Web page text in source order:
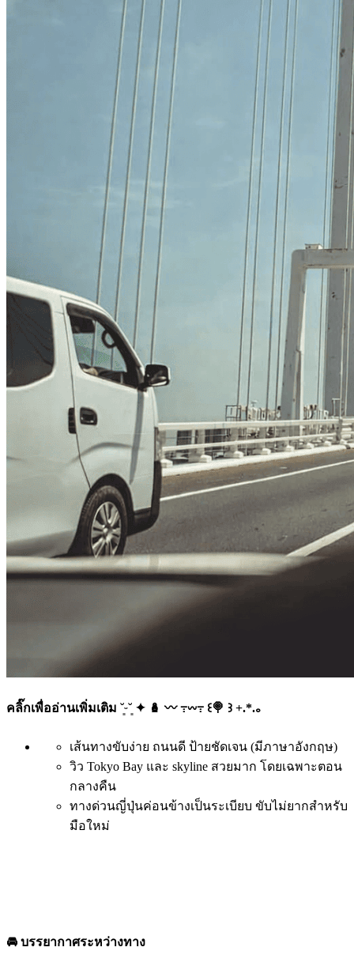
คลิ๊กเพื่ออ่านเพิ่มเติม ˘͈ᵕ˘͈ ✦ 🪆 〰️ ߹𖥦߹ ꒰🍭 ꒱ +.*.｡
เส้นทางขับง่าย ถนนดี ป้ายชัดเจน (มีภาษาอังกฤษ)
วิว Tokyo Bay และ skyline สวยมาก โดยเฉพาะตอน
กลางคืน
ทางด่วนญี่ปุ่นค่อนข้างเป็นระเบียบ ขับไม่ยากสำหรับ
มือใหม่
🚘 บรรยากาศระหว่างทาง